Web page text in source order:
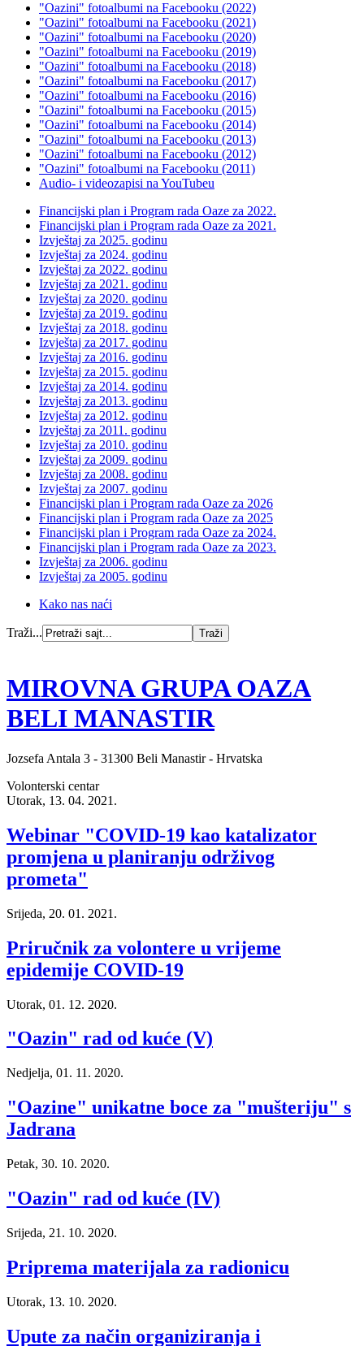
"Oazini" fotoalbumi na Facebooku (2022)
"Oazini" fotoalbumi na Facebooku (2021)
"Oazini" fotoalbumi na Facebooku (2020)
"Oazini" fotoalbumi na Facebooku (2019)
"Oazini" fotoalbumi na Facebooku (2018)
"Oazini" fotoalbumi na Facebooku (2017)
"Oazini" fotoalbumi na Facebooku (2016)
"Oazini" fotoalbumi na Facebooku (2015)
"Oazini" fotoalbumi na Facebooku (2014)
"Oazini" fotoalbumi na Facebooku (2013)
"Oazini" fotoalbumi na Facebooku (2012)
"Oazini" fotoalbumi na Facebooku (2011)
Audio- i videozapisi na YouTubeu
Financijski plan i Program rada Oaze za 2022.
Financijski plan i Program rada Oaze za 2021.
Izvještaj za 2025. godinu
Izvještaj za 2024. godinu
Izvještaj za 2022. godinu
Izvještaj za 2021. godinu
Izvještaj za 2020. godinu
Izvještaj za 2019. godinu
Izvještaj za 2018. godinu
Izvještaj za 2017. godinu
Izvještaj za 2016. godinu
Izvještaj za 2015. godinu
Izvještaj za 2014. godinu
Izvještaj za 2013. godinu
Izvještaj za 2012. godinu
Izvještaj za 2011. godinu
Izvještaj za 2010. godinu
Izvještaj za 2009. godinu
Izvještaj za 2008. godinu
Izvještaj za 2007. godinu
Financijski plan i Program rada Oaze za 2026
Financijski plan i Program rada Oaze za 2025
Financijski plan i Program rada Oaze za 2024.
Financijski plan i Program rada Oaze za 2023.
Izvještaj za 2006. godinu
Izvještaj za 2005. godinu
Kako nas naći
Traži...
MIROVNA GRUPA OAZA
BELI MANASTIR
Jozsefa Antala 3 - 31300 Beli Manastir - Hrvatska
Volonterski centar
Utorak, 13. 04. 2021.
Webinar "COVID-19 kao katalizator
promjena u planiranju održivog
prometa"
Srijeda, 20. 01. 2021.
Priručnik za volontere u vrijeme
epidemije COVID-19
Utorak, 01. 12. 2020.
"Oazin" rad od kuće (V)
Nedjelja, 01. 11. 2020.
"Oazine" unikatne boce za "mušteriju" s
Jadrana
Petak, 30. 10. 2020.
"Oazin" rad od kuće (IV)
Srijeda, 21. 10. 2020.
Priprema materijala za radionicu
Utorak, 13. 10. 2020.
Upute za način organiziranja i